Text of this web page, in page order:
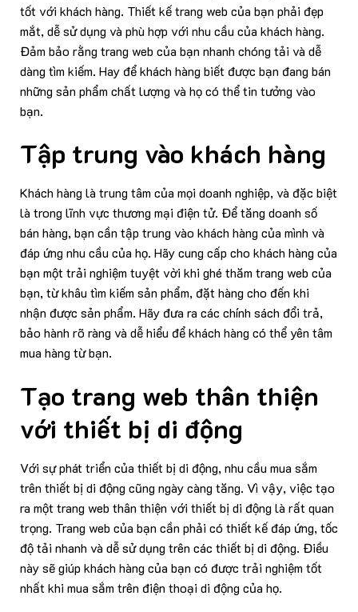
tốt với khách hàng. Thiết kế trang web của bạn phải đẹp
mắt, dễ sử dụng và phù hợp với nhu cầu của khách hàng.
Đảm bảo rằng trang web của bạn nhanh chóng tải và dễ
dàng tìm kiếm. Hay để khách hàng biết được bạn đang bán
những sản phẩm chất lượng và họ có thể tin tưởng vào
bạn.
Tập trung vào khách hàng
Khách hàng là trung tâm của mọi doanh nghiệp, và đặc biệt
là trong lĩnh vực thương mại điện tử. Để tăng doanh số
bán hàng, bạn cần tập trung vào khách hàng của mình và
đáp ứng nhu cầu của họ. Hãy cung cấp cho khách hàng của
bạn một trải nghiệm tuyệt vời khi ghé thăm trang web của
bạn, từ khâu tìm kiếm sản phẩm, đặt hàng cho đến khi
nhận được sản phẩm. Hãy đưa ra các chính sách đổi trả,
bảo hành rõ ràng và dễ hiểu để khách hàng có thể yên tâm
mua hàng từ bạn.
Tạo trang web thân thiện
với thiết bị di động
Với sự phát triển của thiết bị di động, nhu cầu mua sắm
trên thiết bị di động cũng ngày càng tăng. Vì vậy, việc tạo
ra một trang web thân thiện với thiết bị di động là rất quan
trọng. Trang web của bạn cần phải có thiết kế đáp ứng, tốc
độ tải nhanh và dễ sử dụng trên các thiết bị di động. Điều
này sẽ giúp khách hàng của bạn có được trải nghiệm tốt
nhất khi mua sắm trên điện thoại di động của họ.